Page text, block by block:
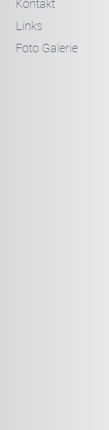
Kontakt
Links
Foto Galerie